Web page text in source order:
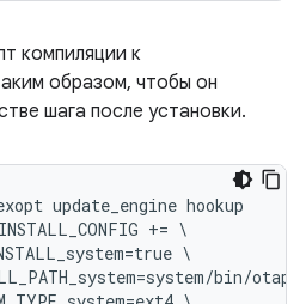
компиляции к
образом, чтобы он
шага после установки.
update_engine hookup
+= \
\
bin/